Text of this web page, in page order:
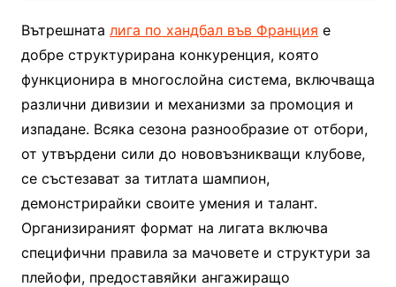
Вътрешната лига по хандбал във Франция е
добре структурирана конкуренция, която
функционира в многослойна система, включваща
различни дивизии и механизми за промоция и
изпадане. Всяка сезона разнообразие от отбори,
от утвърдени сили до нововъзникващи клубове,
се състезават за титлата шампион,
демонстрирайки своите умения и талант.
Организираният формат на лигата включва
специфични правила за мачовете и структури за
плейофи, предоставяйки ангажиращо